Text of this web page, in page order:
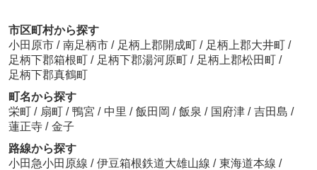
市区町村から探す
小田原市 / 南足柄市 / 足柄上郡開成町 / 足柄上郡大井町 /
足柄下郡箱根町 / 足柄下郡湯河原町 / 足柄上郡松田町 /
足柄下郡真鶴町
町名から探す
栄町 / 扇町 / 鴨宮 / 中里 / 飯田岡 / 飯泉 / 国府津 / 吉田島 /
蓮正寺 / 金子
路線から探す
小田急小田原線 / 伊豆箱根鉄道大雄山線 / 東海道本線 /